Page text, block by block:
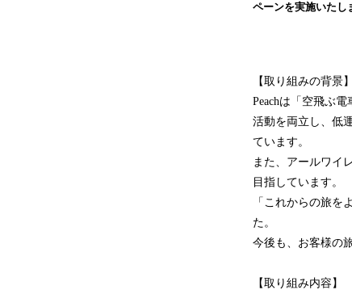
ペーンを実施いたし
【取り組みの背景】
Peachは「空飛ぶ
活動を両立し、低
ています。
また、アールワイ
目指しています。
「これからの旅を
た。
今後も、お客様の
【取り組み内容】